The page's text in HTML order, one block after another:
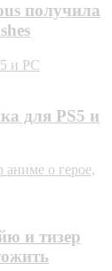
получила
и PC
для PS5 и
о герое,
и тизер